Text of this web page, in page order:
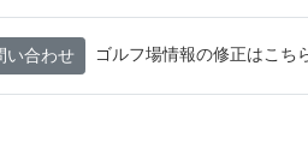
い合わせ ゴルフ場情報の修正はこち